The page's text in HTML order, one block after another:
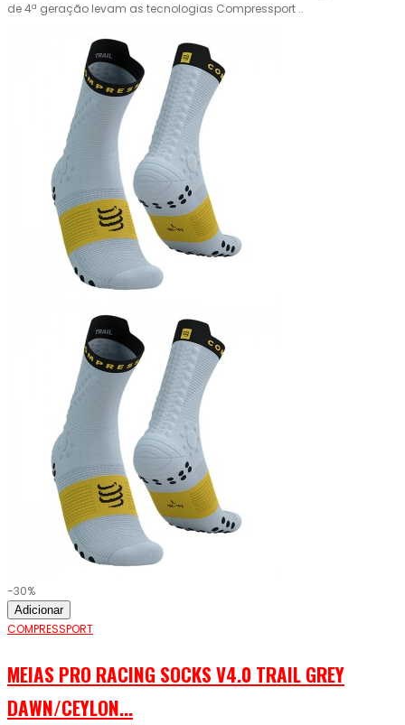
de 4ª geração levam as tecnologias Compressport ..
-30%
Adicionar
COMPRESSPORT
MEIAS PRO RACING SOCKS V4.0 TRAIL GREY
DAWN/CEYLON...